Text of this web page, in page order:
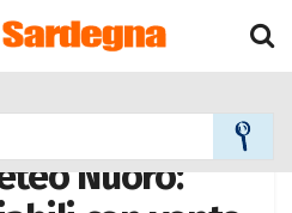
Nuoro: